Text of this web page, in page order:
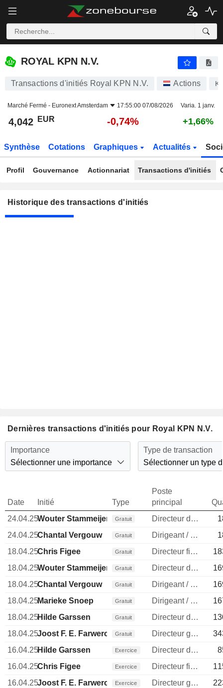
ROYAL KPN N.V.
ROYAL KPN N.V.
Transactions d'initiés Royal KPN N.V. Actions
Marché Fermé - Euronext Amsterdam 17:55:00 07/08/2026 Varia. 1 janv.
4,042 EUR -0,74% +1,66%
Synthèse Cotations Graphiques Actualités
Profil Gouvernance Actionnariat Transactions d'initiés
Historique des transactions d'initiés
Dernières transactions d'initiés pour Royal KPN N.V.
Importance
Sélectionner une importance
Type de transaction
Sélectionner un type
Date Initié Type
Poste
principal
24.04.25Wouter Stammeijer Gratuit Directeur des operations
24.04.25Chantal Vergouw Gratuit Dirigeant / cadre principal
18.04.25Chris Figee Gratuit Directeur financier
18.04.25Wouter Stammeijer Gratuit Directeur des operations
18.04.25Chantal Vergouw Gratuit Dirigeant / cadre principal
18.04.25Marieke Snoep Gratuit Dirigeant / cadre principal
18.04.25Hilde Garssen Gratuit Directeur des ressources humaines
18.04.25Joost F. E. Farwerck Gratuit Directeur general
16.04.25Hilde Garssen Exercice Directeur des ressources humaines
16.04.25Chris Figee Exercice Directeur financier
16.04.25Joost F. E. Farwerck Exercice Directeur general